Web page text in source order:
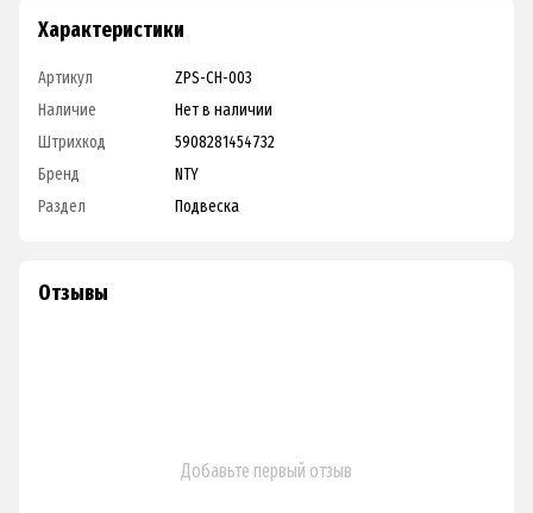
Характеристики
Артикул
ZPS-CH-003
Наличие
Нет в наличии
Штрихкод
5908281454732
Бренд
NTY
Раздел
Подвеска
Отзывы
Добавьте первый отзыв